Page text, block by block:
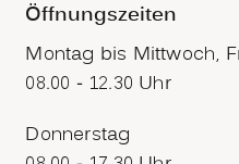
Öffnungszeiten
Montag bis Mittwoch,
08.00 - 12.30 Uhr
Donnerstag